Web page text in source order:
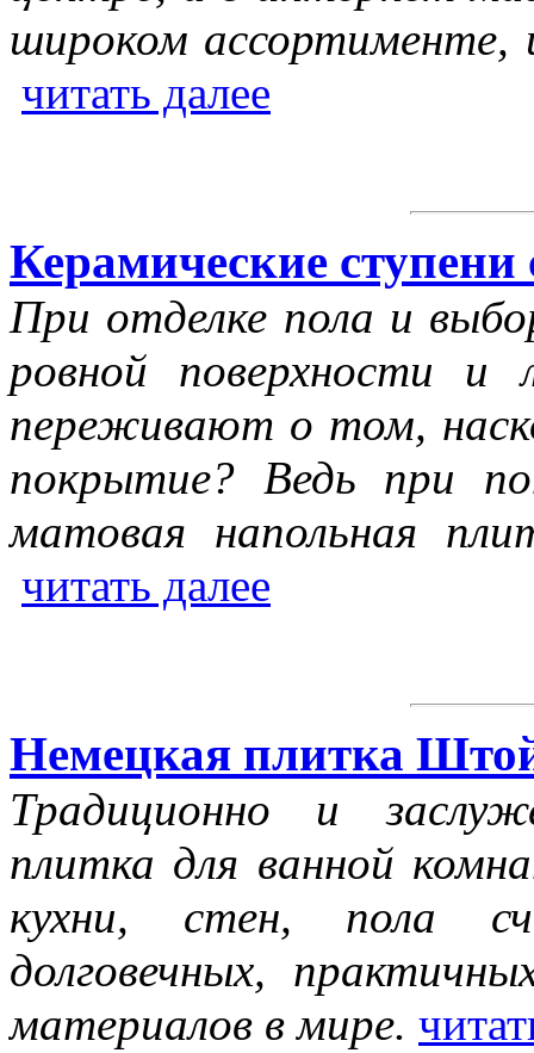
широком ассортименте,
читать далее
Керамические ступени
При отделке пола и
ровной поверхности и
переживают о том,
покрытие? Ведь при
матовая напольная
читать далее
Немецкая плитка
Традиционно и
плитка для ванной
кухни, стен, пола
долговечных,
материалов в мире.